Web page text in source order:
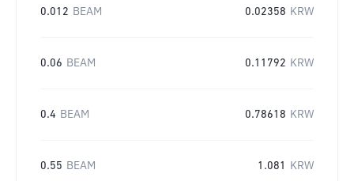
0.012 BEAM 0.02358 KRW
0.06 BEAM 0.11792 KRW
0.4 BEAM 0.78618 KRW
0.55 BEAM 1.081 KRW